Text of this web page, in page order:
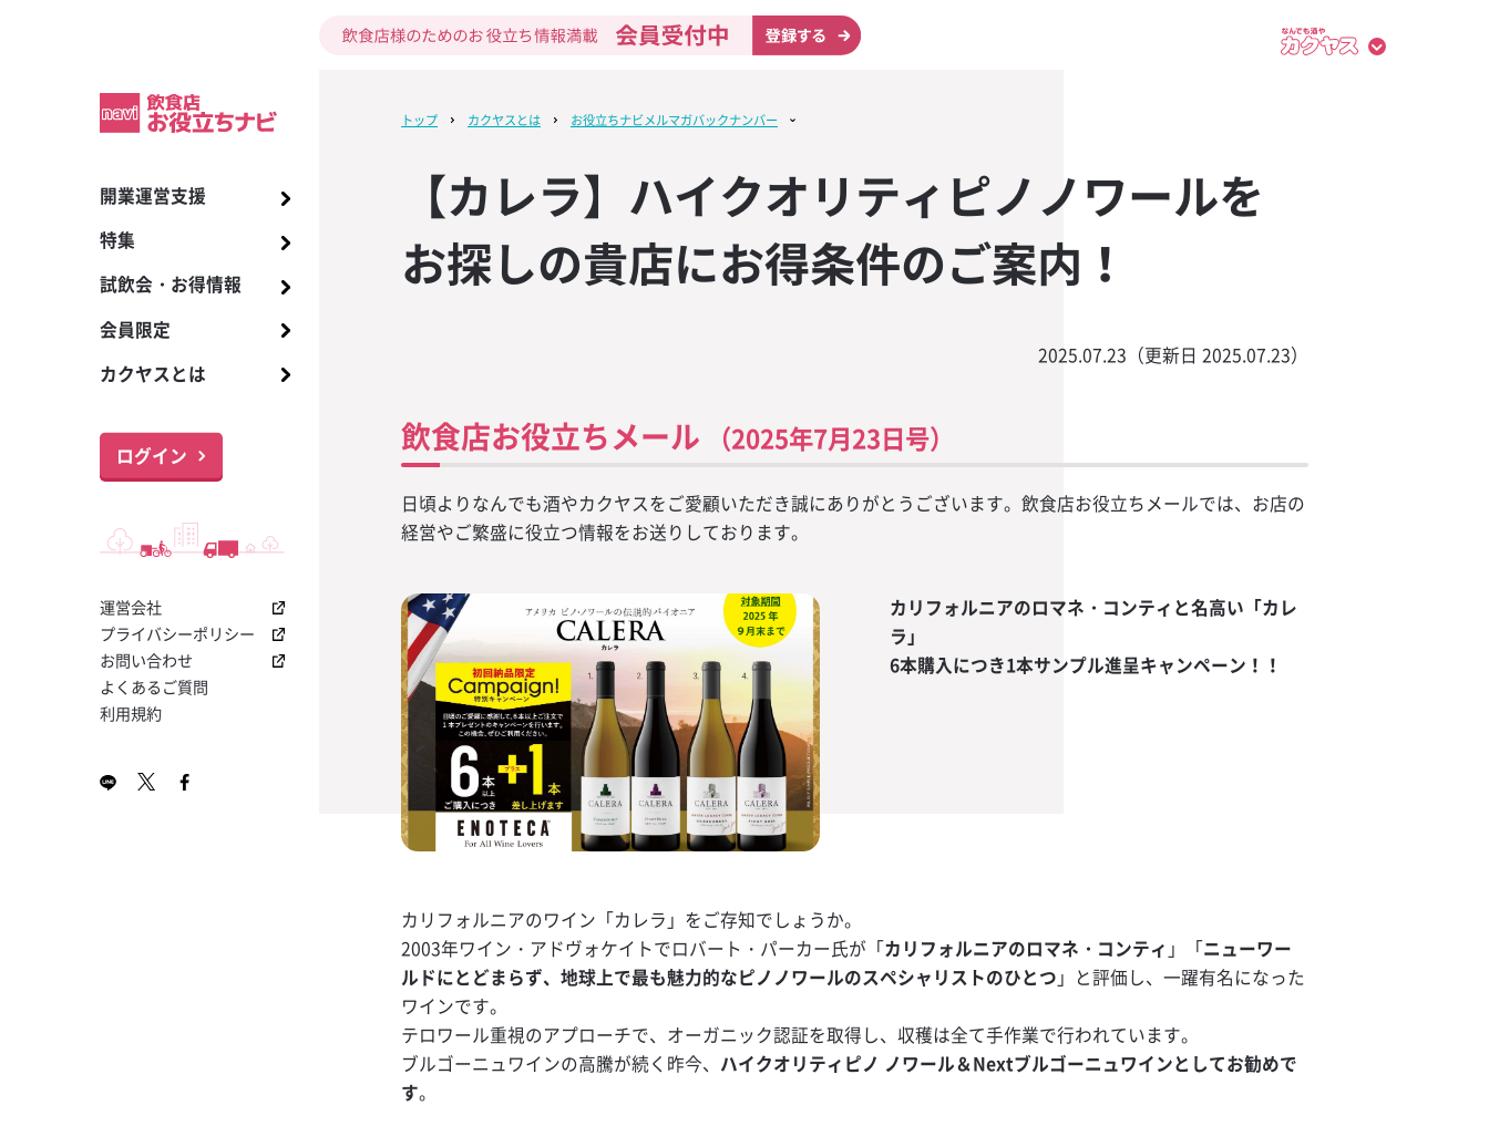
開業運営支援
開業までの17ステップ
居酒屋・立ち飲み業態
バー・カフェバー業態
あらゆる面からサポート
特集
スピリッツ
リキュール
ノンアルコール
割り材
季節の販促
イベント販促
販促物
お酒の知識
トレンド
商品情報
2024年7月号 KAKUYASU NAV
2024年6月号 KAKUYASU NAV
2024年3月号 KAKUYASU NAV
2024年2月号 KAKUYASU NAV
2024年1月号 KAKUYASU NAV
7月号 KAKUYASU NAVI
5月号 KAKUYASU NAVI
4月号 KAKUYASU NAVI
3月号 KAKUYASU NAVI
2月号 KAKUYASU NAVI
ワイルドジントニック
ホットスコッチウイスキー・
トゥディ
パッションモスコミュール
ピンクグレープフルーツジン
トニック
ホットアップルピーチワイン
ホットオレンジサングリア
はちみつレモンサワー
金黒茶寮
レモンティーサワー
金黒芋モヒート
梅酒ネーブル
金黒タンサン
抹茶レモンサワー
金黒金魚
試飲会・お得情報
お得情報
【ザ・ディーコン】印象的な
デザイン！バーマットやタン
ブラーなどバーツールを進
アイリッシュウイスキー「ジ
ェムソン 特別キャンペーン」4
定キャンペーン」4本ご購入で
1本進呈！！
オリジナルジョッキで塩を振
って！「クエルボ サワー」を
店内でアピール出来る販促キ
ットをご提供
今大人気のプレミアムテキー
ボ 1800 レポサド キャンペー
プレミアムサワーが作れる
「果肉入りシロップ」導入キ
ャンペーン
会員限定
商品リスト
プレミアム洋酒リスト
国産クラフトビール＆輸入ビ
ールカタログ
届け！「特集ワイン」
おすすめ和酒リスト
メーカーグラス取り寄せ
アサヒ スーパードライ
アサヒ その他
キリン 一番搾り
サッポロ その他
サントリー ザ・プレミアム・
サントリー その他
お役立ちツール
インバウンド対策に！【英語
版】指さしコミュニケーショ
ンシート無料ダウンロード
朝礼で活用しよう！「接客用
語表」3パターン無料プレゼン
できる！開業スケジュールカ
レンダー無料ダウンロード
メニューリスト作成に役立
つ！交差原価率まで分析でき
る「ABC分析フォーマット」
無料ダウンロード
飲食店専用！業態別原価率付
マット」無料ダウンロード
飲食店開業に向けて！コンセ
プトシート無料ダウンロード
ワインテイスティング練習用
シート
無料ダウンロードOK！衛生管
理の「見える化」に！HACCP
（ハサップ）チェックシート
書き込んでドリンクメニュー
をつくるヒントに！オズボー
目チェックシート
カクヤスとは
カクヤス ソムリエ試験対策講
座のご案内
365日配達
お役立ちナビ・姉妹サイト
各種サービス
ビールサーバー無料設置
メニュー、販促物制作
備品のご提供、販売
お役立ちナビメルマガ
【ザ・ディーコン】印象的な
デザイン！バーマットやタン
ブラーなどバーツールを進
【数量限定】ブルックラディ2
5周年記念！ 対象商品2本購入
ジナルショットグラスが貰え
【スクラッチキット】店内を
盛り上げる！「YOASOBIコラ
ボ キャンペーン」キットをプ
レゼント！
【コカ・コーラ瓶】専用グラ
促物プレゼントキャンペー
【夏の売上UP】注目のノンア
ルビール！「コロナ・セロ」
新規導入で販促品＆サンプル
プレゼント！
【大好評につき第2弾！】サッ
カー日本代表応援くじに、貴
店の売上をさらに伸ばす強力
な「販促キット」が登場！
もう流行っている！翠ジンの
新しい飲み方提案 「翠と茶」
導入キットキャンペーン
まだまだ登場！ワールドカッ
プ公式ビール「バドワイザ
を獲得する蒸留所のフラッグ
シップバーボン「バッファロ
ー・トレース」がもらえるキ
ャンペーン
ワールドカップでお店を盛り
上げるチャンス！ バドワイザ
ー スクラッチキャンペーン
ログイン
運営会社
プライバシーポリシー
お問い合わせ
よくあるご質問
利用規約
トップ カクヤスとは お役立ちナビメルマガバックナンバー
【カレラ】ハイクオリティピノノワールを
お探しの貴店にお得条件のご案内！
2025.07.23（更新日 2025.07.23）
飲食店お役立ちメール （2025年7月23日号）
日頃よりなんでも酒やカクヤスをご愛顧いただき誠にありがとうございます。飲食店お役立ちメールでは、お店の
経営やご繁盛に役立つ情報をお送りしております。
カリフォルニアのロマネ・コンティと名高い「カレ
ラ」
6本購入につき1本サンプル進呈キャンペーン！！
カリフォルニアのワイン「カレラ」をご存知でしょうか。
2003年ワイン・アドヴォケイトでロバート・パーカー氏が「カリフォルニアのロマネ・コンティ 」「ニューワー
ルドにとどまらず、地球上で最も魅力的なピノノワールのスペシャリストのひとつ 」と評価し、一躍有名になった
ワインです。
テロワール重視のアプローチで、オーガニック認証を取得し、収穫は全て手作業で行われています。
ブルゴーニュワインの高騰が続く昨今、 ハイクオリティピノ ノワール＆Nextブルゴーニュワインとしてお勧めで
す。